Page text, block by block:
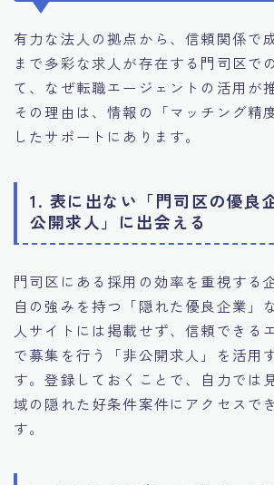
有力な法人の拠点から、信頼関係で
まで多彩な求人が存在する門司区で
て、なぜ転職エージェントの活用が
その理由は、情報の「マッチング精
したサポートにあります。
1. 表に出ない「門司区の優良
公開求人」に出会える
門司区にある採用の効率を重視する
自の強みを持つ「隠れた優良企業」
人サイトには掲載せず、信頼できる
で募集を行う「非公開求人」を活用
す。登録しておくことで、自力では
域の隠れた好条件案件にアクセスで
す。